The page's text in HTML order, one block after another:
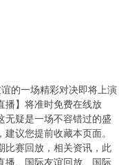
的一场精彩对决即将上演
】将准时免费在线放
无疑是一场不容错过的盛
议您提前收藏本页面。
比赛回放，相关资讯，此
播、国际友谊回放、国际